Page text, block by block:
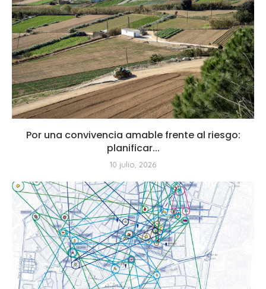
Por una convivencia amable frente al riesgo:
planificar...
10 julio, 2026